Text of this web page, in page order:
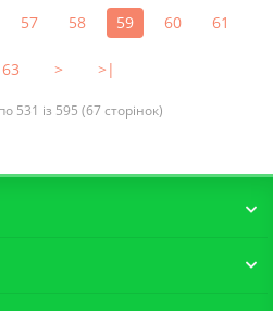
57 58 59 60 61
63 > >|
531 із 595 (67 сторінок)